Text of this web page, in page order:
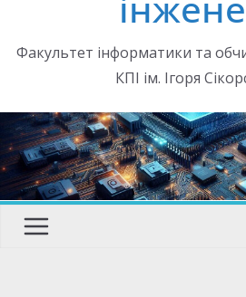
Факультет інформатики та
КПІ ім. Ігоря